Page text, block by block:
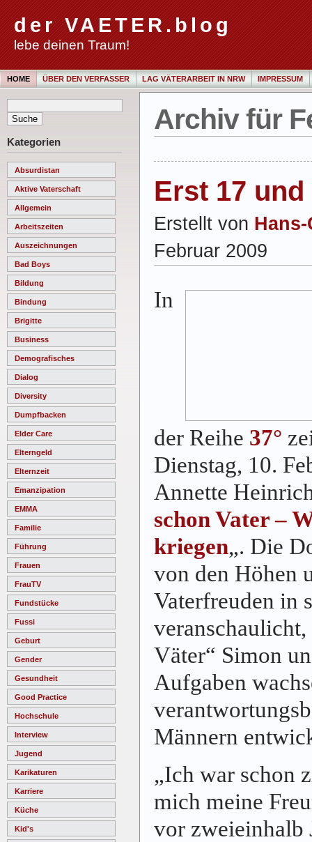
der VAETER.blog
lebe deinen Traum!
HOME ÜBER DEN VERFASSER LAG VÄTERARBEIT IN NRW IMPRESSUM
Kategorien
Absurdistan
Aktive Vaterschaft
Allgemein
Arbeitszeiten
Auszeichnungen
Bad Boys
Bildung
Bindung
Brigitte
Business
Demografisches
Dialog
Diversity
Dumpfbacken
Elder Care
Elterngeld
Elternzeit
Emanzipation
EMMA
Familie
Führung
Frauen
FrauTV
Fundstücke
Fussi
Geburt
Gender
Gesundheit
Good Practice
Hochschule
Interview
Jugend
Karikaturen
Karriere
Küche
Kid's
Archiv für
Erst 17
Erstellt von
Februar 2009
In
der Reihe 37°
Dienstag, 10.
Annette
schon Vater –
kriegen„. Die
von den Höhen
Vaterfreuden in
Väter“ Simon
Aufgaben
Männern
„Ich war schon
mich meine
vor zweieinhalb